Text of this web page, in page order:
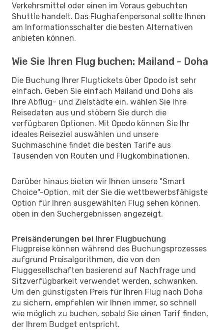
Verkehrsmittel oder einen im Voraus gebuchten
Shuttle handelt. Das Flughafenpersonal sollte Ihnen
am Informationsschalter die besten Alternativen
anbieten können.
Wie Sie Ihren Flug buchen: Mailand - Doha
Die Buchung Ihrer Flugtickets über Opodo ist sehr
einfach. Geben Sie einfach Mailand und Doha als
Ihre Abflug- und Zielstädte ein, wählen Sie Ihre
Reisedaten aus und stöbern Sie durch die
verfügbaren Optionen. Mit Opodo können Sie Ihr
ideales Reiseziel auswählen und unsere
Suchmaschine findet die besten Tarife aus
Tausenden von Routen und Flugkombinationen.
Darüber hinaus bieten wir Ihnen unsere "Smart
Choice"-Option, mit der Sie die wettbewerbsfähigste
Option für Ihren ausgewählten Flug sehen können,
oben in den Suchergebnissen angezeigt.
Preisänderungen bei Ihrer Flugbuchung
Flugpreise können während des Buchungsprozesses
aufgrund Preisalgorithmen, die von den
Fluggesellschaften basierend auf Nachfrage und
Sitzverfügbarkeit verwendet werden, schwanken.
Um den günstigsten Preis für Ihren Flug nach Doha
zu sichern, empfehlen wir Ihnen immer, so schnell
wie möglich zu buchen, sobald Sie einen Tarif finden,
der Ihrem Budget entspricht.